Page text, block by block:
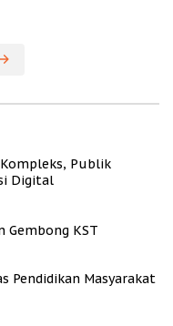
Publik
Digital
Gembong KST
Pendidikan Masyarakat